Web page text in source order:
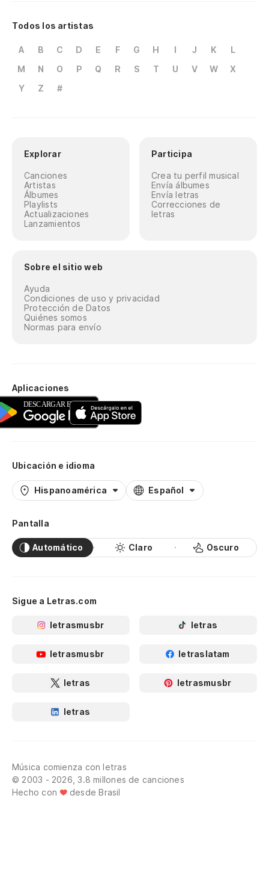
Todos los artistas
A B C D E F G H I J K
L
M
N O P Q R S T U V W
X
Y
Z #
Explorar
Canciones
Artistas
Álbumes
Playlists
Actualizaciones
Lanzamientos
Participa
Crea tu perfil musical
Envía álbumes
Envía letras
Correcciones de
letras
Sobre el sitio web
Ayuda
Condiciones de uso y privacidad
Protección de Datos
Quiénes somos
Normas para envío
Aplicaciones
Ubicación e idioma
Hispanoamérica Español
Pantalla
Automático Claro Oscuro
Sigue a Letras.com
letrasmusbr letras
letrasmusbr letraslatam
letras letrasmusbr
letras
Música comienza con letras
© 2003 - 2026, 3.8 millones de canciones
Hecho con
desde Brasil